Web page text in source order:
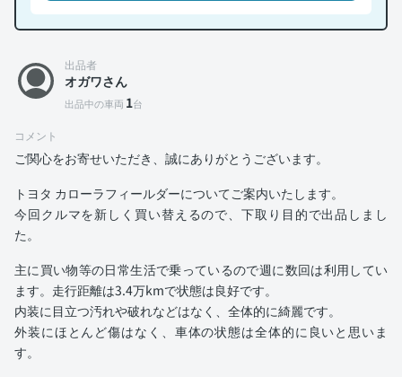
出品者
オガワさん
出品中の車両 1台
コメント
ご関心をお寄せいただき、誠にありがとうございます。
トヨタ カローラフィールダーについてご案内いたします。
今回クルマを新しく買い替えるので、下取り目的で出品しまし
た。
主に買い物等の日常生活で乗っているので週に数回は利用してい
ます。走行距離は3.4万kmで状態は良好です。
内装に目立つ汚れや破れなどはなく、全体的に綺麗です。
外装にほとんど傷はなく、車体の状態は全体的に良いと思いま
す。